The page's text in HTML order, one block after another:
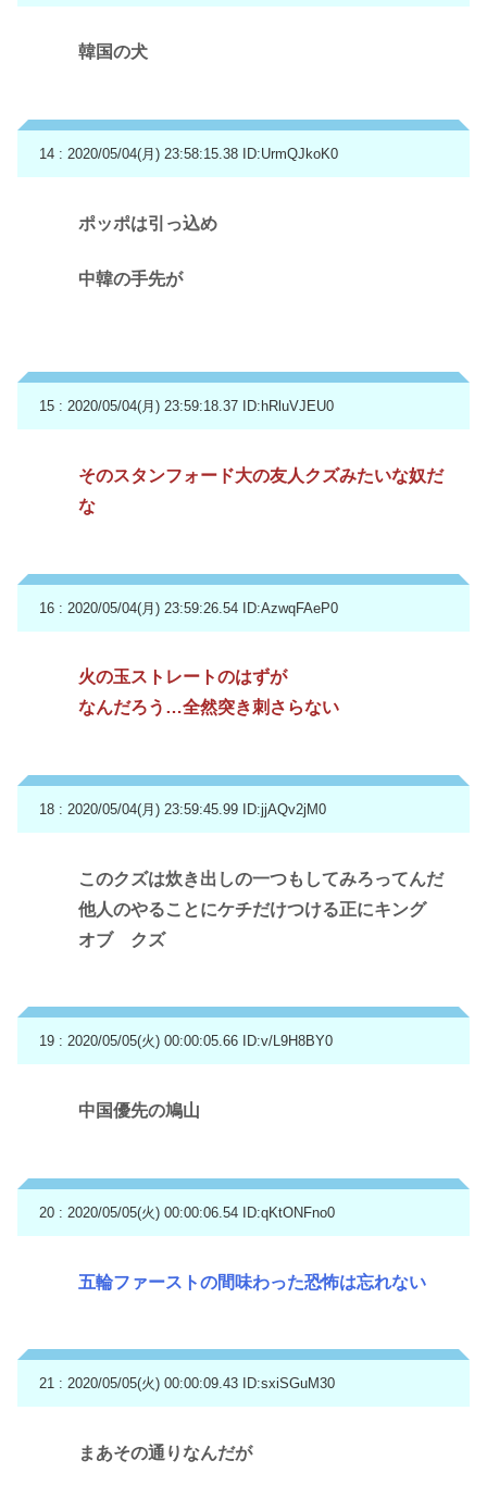
韓国の犬
14 : 2020/05/04(月) 23:58:15.38 ID:UrmQJkoK0
ポッポは引っ込め
中韓の手先が
15 : 2020/05/04(月) 23:59:18.37 ID:hRluVJEU0
そのスタンフォード大の友人クズみたいな奴だ
な
16 : 2020/05/04(月) 23:59:26.54 ID:AzwqFAeP0
火の玉ストレートのはずが
なんだろう…全然突き刺さらない
18 : 2020/05/04(月) 23:59:45.99 ID:jjAQv2jM0
このクズは炊き出しの一つもしてみろってんだ
他人のやることにケチだけつける正にキング
オブ クズ
19 : 2020/05/05(火) 00:00:05.66 ID:v/L9H8BY0
中国優先の鳩山
20 : 2020/05/05(火) 00:00:06.54 ID:qKtONFno0
五輪ファーストの間味わった恐怖は忘れない
21 : 2020/05/05(火) 00:00:09.43 ID:sxiSGuM30
まあその通りなんだが